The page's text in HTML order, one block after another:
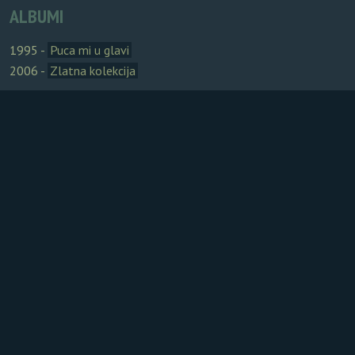
ALBUMI
1995 - Puca mi u glavi
2006 - Zlatna kolekcija